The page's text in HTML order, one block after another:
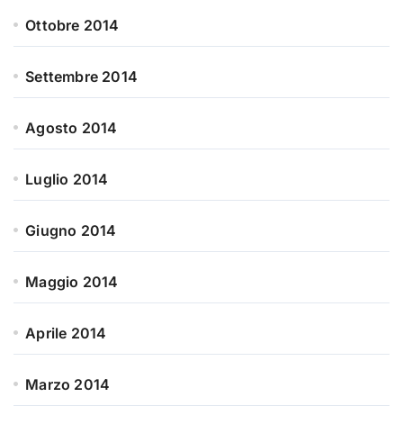
Ottobre 2014
Settembre 2014
Agosto 2014
Luglio 2014
Giugno 2014
Maggio 2014
Aprile 2014
Marzo 2014